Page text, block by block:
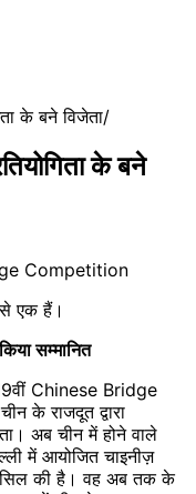
के बने विजेता
के बने
एक हैं।
सम्मानित
Chinese Bridge
के राजदूत द्वारा
अब चीन में होने वाले
में आयोजित चाइनीज़
की है। वह अब तक के